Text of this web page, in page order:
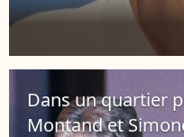
Dans un quartier
Montand et